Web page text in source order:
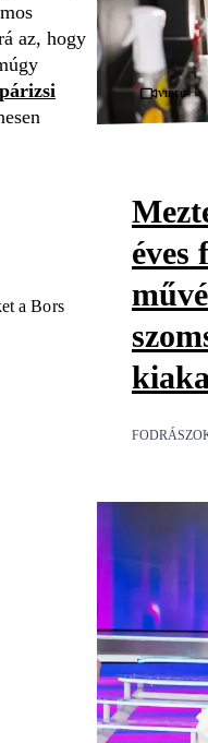
az, hogy
a Bors
Videó
éves